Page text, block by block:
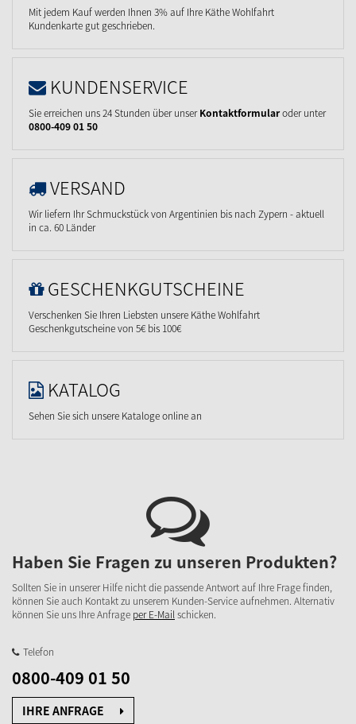
Mit jedem Kauf werden Ihnen 3% auf Ihre Käthe Wohlfahrt
Kundenkarte gut geschrieben.
KUNDENSERVICE
Sie erreichen uns 24 Stunden über unserKontaktformularoder unter
0800-409 01 50
VERSAND
Wir liefern Ihr Schmuckstück von Argentinien bis nach Zypern - aktuell
in ca. 60 Länder
GESCHENKGUTSCHEINE
Verschenken Sie Ihren Liebsten unsere Käthe Wohlfahrt
Geschenkgutscheine von 5€ bis 100€
KATALOG
Sehen Sie sich unsere Kataloge online an
Haben Sie Fragen zu unseren Produkten?
Sollten Sie in unserer Hilfe nicht die passende Antwort auf Ihre Frage finden,
können Sie auch Kontakt zu unserem Kunden-Service aufnehmen. Alternativ
können Sie uns Ihre Anfrage per E-Mailschicken.
Telefon
0800-409 01 50
IHRE ANFRAGE